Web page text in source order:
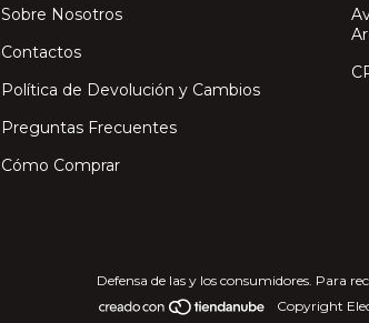
Sobre Nosotros
Contactos
Política de Devolución y Cambios
Preguntas Frecuentes
Cómo Comprar
Defensa de las y los consumidores. Para
Copyright